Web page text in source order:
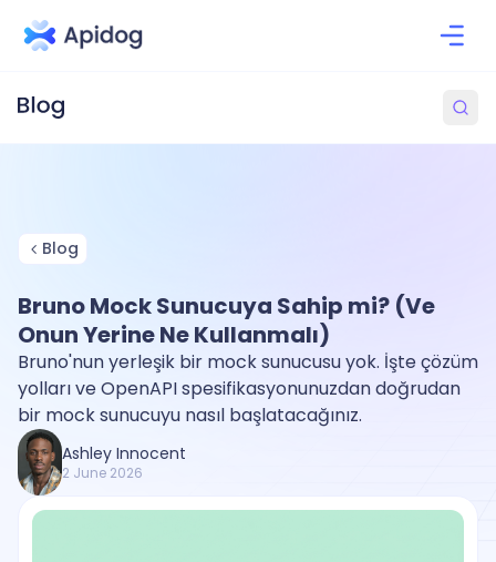
Blog
Bruno Mock Sunucuya Sahip mi? (Ve
Onun Yerine Ne Kullanmalı)
Bruno'nun yerleşik bir mock sunucusu yok. İşte çözüm
yolları ve OpenAPI spesifikasyonunuzdan doğrudan
bir mock sunucuyu nasıl başlatacağınız.
Ashley Innocent
2 June 2026